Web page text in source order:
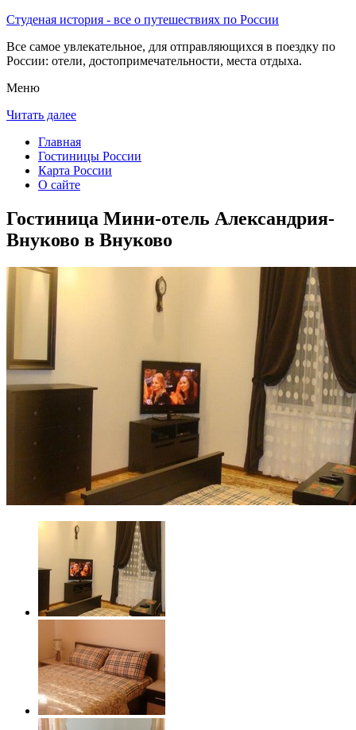
Студеная история - все о путешествиях по России
Все самое увлекательное, для отправляющихся в поездку по
России: отели, достопримечательности, места отдыха.
Меню
Читать далее
Главная
Гостиницы России
Карта России
О сайте
Гостиница Мини-отель Александрия-
Внуково в Внуково